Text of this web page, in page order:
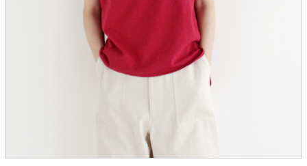
ブランド
マイページ
お買い物カゴ
実店舗のご案内